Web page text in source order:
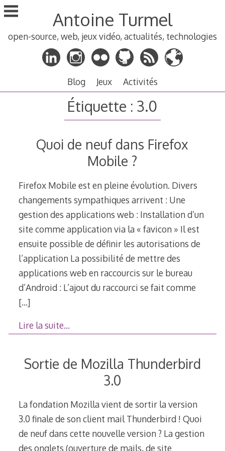
Aller
au
principal
Antoine Turmel
open-source, web, jeux vidéo, actualités, technologies
Blog Jeux Activités
Étiquette : 3.0
Quoi de neuf dans Firefox
Mobile ?
Firefox Mobile est en pleine évolution. Divers
changements sympathiques arrivent : Une
gestion des applications web : Installation d’un
site comme application via la « favicon » Il est
ensuite possible de définir les autorisations de
l’application La possibilité de mettre des
applications web en raccourcis sur le bureau
d’Android : L’ajout du raccourci se fait comme
[…]
Lire la suite…
Sortie de Mozilla Thunderbird
3.0
La fondation Mozilla vient de sortir la version
3.0 finale de son client mail Thunderbird ! Quoi
de neuf dans cette nouvelle version ? La gestion
des onglets (ouverture de mails, de site